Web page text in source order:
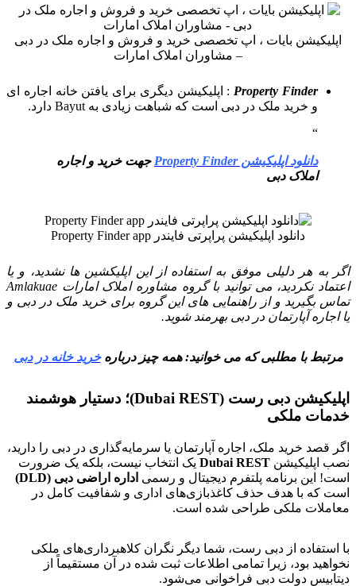
اپلیکیشن بایات ، اپ تخصصی خرید و فروش و اجاره ملک در دبی
– مشاوران املاک امارات
Property Finder : اپلیکیشن دیگری برای یافتن خانه اجاره ای
و خرید ملک در دبی است که شباهت زیادی به Bayut دارد.
دانلود اپلیکیشن Property Finder
جهت خرید و اجاره
املاک دبی
دانلود اپلیکیشن پراپرتی فایندر Property Finder app
اگر به هر دلیلی موفق به استفاده از این اپلیکشین ها نشدید، و یا
اعتماد نکردید، می توانید با گروه مشاوره املاک امارات Amlakuae
تماس بگیرید و از راهنمایی های این گروه برای خرید ملک در دبی و
یا اجاره آپارتمان در دبی بهرمند شوید.
مرتبط با مطلبی که می خوانید: همه چیز دربارهخرید خانه در دبی
اپلیکیشن دبی رست (Dubai REST)؛ دستیار هوشمند
خدمات ملکی
اگر قصد خرید ملک، اجاره آپارتمان یا سرمایه‌گذاری در دبی را دارید،
نصب اپلیکیشن Dubai REST یک انتخاب نیست، بلکه یک ضرورت
است! این برنامه پلتفرم دیجیتال و رسمی اداره اراضی دبی (DLD)
است که با هدف حذف کاغذبازی‌های اداری و شفافیت کامل در
معاملات ملکی طراحی شده است.
با استفاده از دبی رست، شما دیگر نگران کلاهبرداری‌های ملکی
نخواهید بود، زیرا تمامی اطلاعات ثبت شده در آن مستقیماً از
دیتابیس دولت دبی فراخوانی می‌شود.